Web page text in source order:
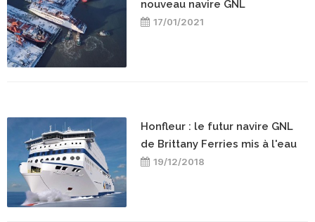
nouveau navire GNL
17/01/2021
Honfleur : le futur navire GNL
de Brittany Ferries mis à l'eau
19/12/2018